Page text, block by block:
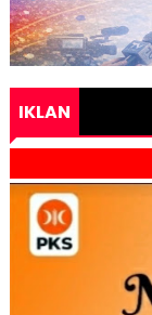
IKLAN